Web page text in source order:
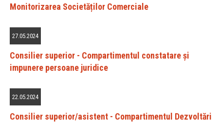
Monitorizarea Societăților Comerciale
27.05.2024
Consilier superior - Compartimentul constatare și
impunere persoane juridice
22.05.2024
Consilier superior/asistent - Compartimentul Dezvoltări